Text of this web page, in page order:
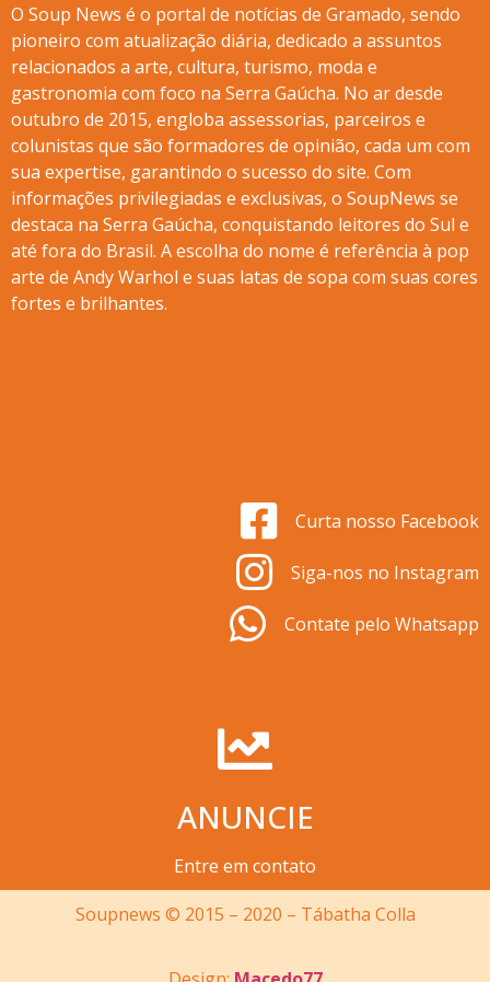
O Soup News é o portal de notícias de Gramado, sendo
pioneiro com atualização diária, dedicado a assuntos
relacionados a arte, cultura, turismo, moda e
gastronomia com foco na Serra Gaúcha. No ar desde
outubro de 2015, engloba assessorias, parceiros e
colunistas que são formadores de opinião, cada um com
sua expertise, garantindo o sucesso do site. Com
informações privilegiadas e exclusivas, o SoupNews se
destaca na Serra Gaúcha, conquistando leitores do Sul e
até fora do Brasil. A escolha do nome é referência à pop
arte de Andy Warhol e suas latas de sopa com suas cores
fortes e brilhantes.
Curta nosso Facebook
Siga-nos no Instagram
Contate pelo Whatsapp
ANUNCIE
Entre em contato
Soupnews © 2015 – 2020 – Tábatha Colla